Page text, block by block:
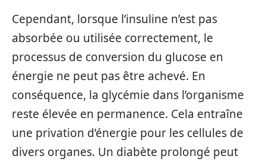
Cependant, lorsque l’insuline n’est pas
absorbée ou utilisée correctement, le
processus de conversion du glucose en
énergie ne peut pas être achevé. En
conséquence, la glycémie dans l’organisme
reste élevée en permanence. Cela entraîne
une privation d’énergie pour les cellules de
divers organes. Un diabète prolongé peut